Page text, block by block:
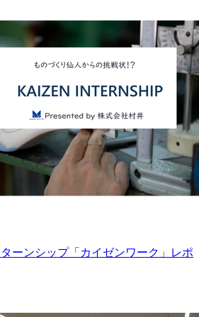
ターンシップ「カイゼンワーク」レポ